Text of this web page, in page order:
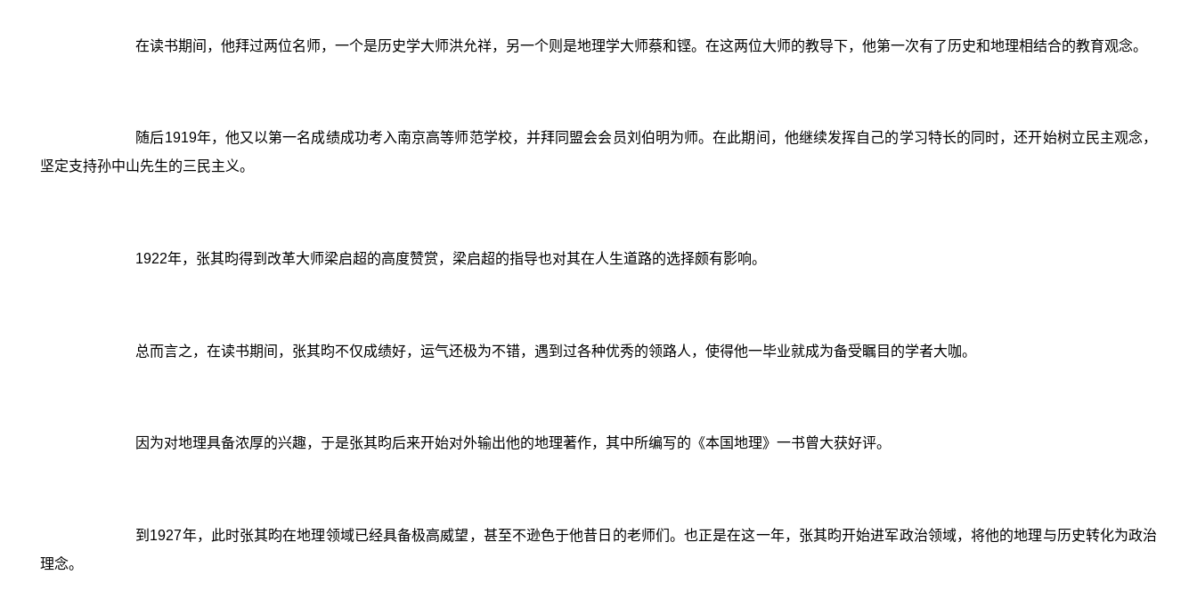
在读书期间，他拜过两位名师，一个是历史学大师洪允祥，另一个则是地理学大师蔡和铿。在这两位大师的教导下，他第一次有了历史和地理相结合的教育观念。
随后1919年，他又以第一名成绩成功考入南京高等师范学校，并拜同盟会会员刘伯明为师。在此期间，他继续发挥自己的学习特长的同时，还开始树立民主观念，
坚定支持孙中山先生的三民主义。
1922年，张其昀得到改革大师梁启超的高度赞赏，梁启超的指导也对其在人生道路的选择颇有影响。
总而言之，在读书期间，张其昀不仅成绩好，运气还极为不错，遇到过各种优秀的领路人，使得他一毕业就成为备受瞩目的学者大咖。
因为对地理具备浓厚的兴趣，于是张其昀后来开始对外输出他的地理著作，其中所编写的《本国地理》一书曾大获好评。
到1927年，此时张其昀在地理领域已经具备极高威望，甚至不逊色于他昔日的老师们。也正是在这一年，张其昀开始进军政治领域，将他的地理与历史转化为政治
理念。